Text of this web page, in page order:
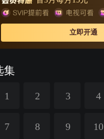
立即开通
集
1 2 3 4
7 8 9 10